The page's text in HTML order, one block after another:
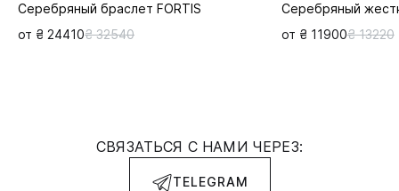
Серебряный браслет FORTIS
от ₴ 24410₴ 32540
Серебряный
от ₴ 11900₴ 13220
СВЯЗАТЬСЯ С НАМИ ЧЕРЕЗ:
TELEGRAM